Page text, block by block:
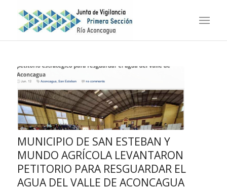
MUNICIPIO DE SAN ESTEBAN Y
MUNDO AGRÍCOLA LEVANTARON
PETITORIO PARA RESGUARDAR EL
AGUA DEL VALLE DE ACONCAGUA